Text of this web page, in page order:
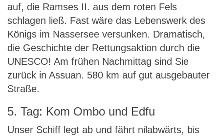
auf, die Ramses II. aus dem roten Fels
schlagen ließ. Fast wäre das Lebenswerk des
Königs im Nassersee versunken. Dramatisch,
die Geschichte der Rettungsaktion durch die
UNESCO! Am frühen Nachmittag sind Sie
zurück in Assuan. 580 km auf gut ausgebauter
Straße.
5. Tag: Kom Ombo und Edfu
Unser Schiff legt ab und fährt nilabwärts, bis